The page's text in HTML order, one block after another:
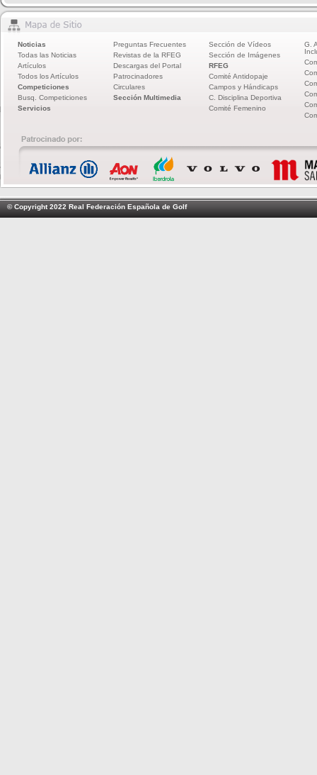
Noticias
Todas las Noticias
Artículos
Todos los Artículos
Competiciones
Busq. Competiciones
Servicios
Preguntas Frecuentes
Revistas de la RFEG
Descargas del Portal
Patrocinadores
Circulares
Sección Multimedia
Sección de Vídeos
Sección de Imágenes
RFEG
Comité Antidopaje
Campos y Hándicaps
C. Disciplina Deportiva
Comité Femenino
G.
© Copyright 2022 Real Federación Española de Golf